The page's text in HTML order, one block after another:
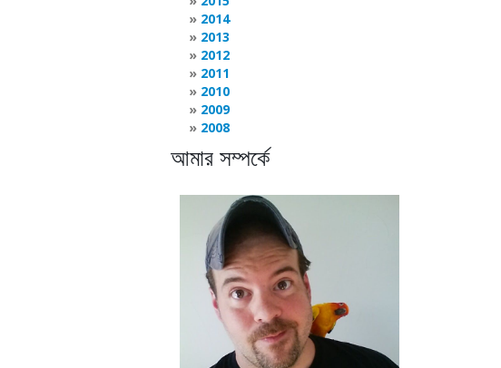
2014
2013
2012
2011
2010
2009
2008
আমার সম্পর্কে